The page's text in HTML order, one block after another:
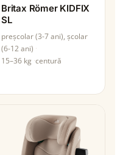
Britax Römer KIDFIX
SL
preșcolar (3-7 ani), școlar
(6-12 ani)
15–36 kg centură